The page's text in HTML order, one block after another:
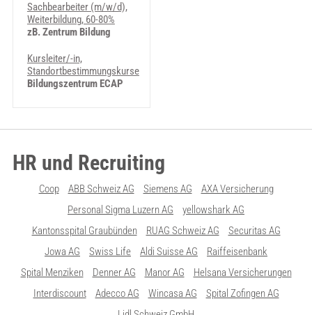
Sachbearbeiter (m/w/d),
Weiterbildung, 60-80%
zB. Zentrum Bildung
Kursleiter/-in,
Standortbestimmungskurse
Bildungszentrum ECAP
HR und Recruiting
Coop ABB Schweiz AG Siemens AG
AXA Versicherung
Personal Sigma Luzern AG
yellowshark AG
Kantonsspital Graubünden
RUAG Schweiz AG
Securitas AG
Jowa AG
Swiss Life Aldi Suisse AG
Raiffeisenbank
Spital Menziken
Denner AG Manor AG
Helsana Versicherungen
Interdiscount
Adecco AG Wincasa AG
Spital Zofingen AG